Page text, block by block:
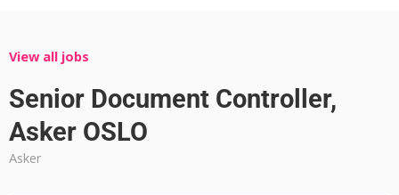
View all jobs
Senior Document Controller,
Asker OSLO
Asker